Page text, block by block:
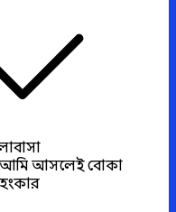
আমি আসলেই বোকা